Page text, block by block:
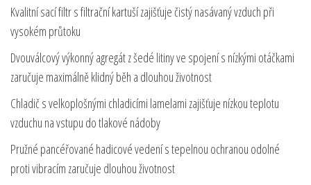
Kvalitní sací filtr s filtrační kartuší zajišťuje čistý nasávaný vzduch při
vysokém průtoku
Dvouválcový výkonný agregát z šedé litiny ve spojení s nízkými otáčkami
zaručuje maximálně klidný běh a dlouhou životnost
Chladič s velkoplošnými chladicími lamelami zajišťuje nízkou teplotu
vzduchu na vstupu do tlakové nádoby
Pružné pancéřované hadicové vedení s tepelnou ochranou odolné
proti vibracím zaručuje dlouhou životnost